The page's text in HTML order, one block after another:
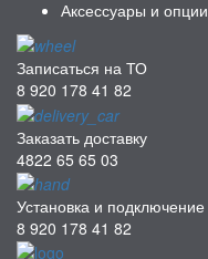
Аксессуары и опции
Записаться на ТО
8 920 178 41 82
Заказать доставку
4822 65 65 03
Установка и подключение
8 920 178 41 82